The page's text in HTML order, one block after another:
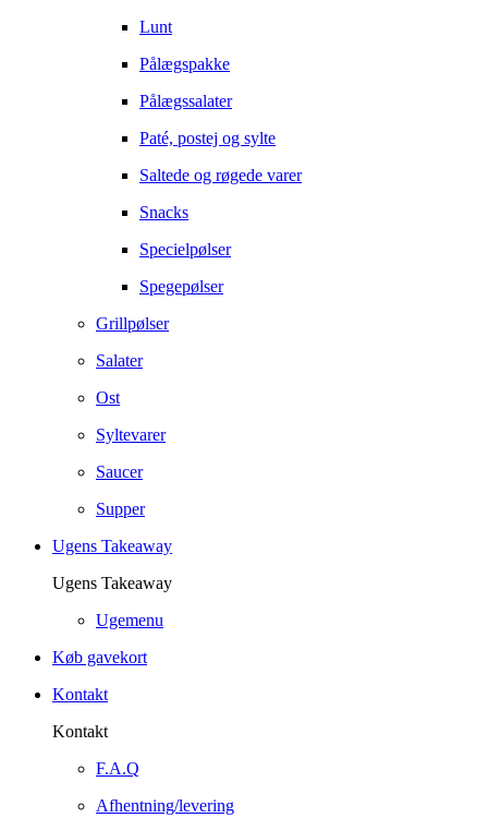
Lunt
Pålægspakke
Pålægssalater
Paté, postej og sylte
Saltede og røgede varer
Snacks
Specielpølser
Spegepølser
Grillpølser
Salater
Ost
Syltevarer
Saucer
Supper
Ugens Takeaway
Ugens Takeaway
Ugemenu
Køb gavekort
Kontakt
Kontakt
F.A.Q
Afhentning/levering